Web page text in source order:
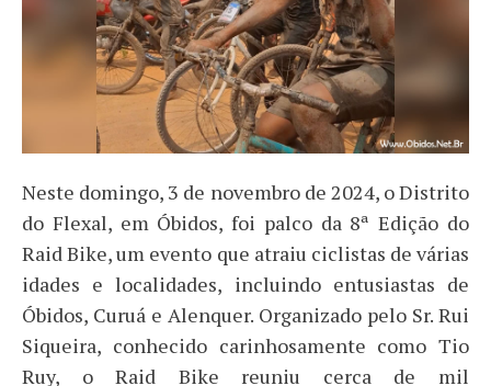
Neste domingo, 3 de novembro de 2024, o Distrito
do Flexal, em Óbidos, foi palco da 8ª Edição do
Raid Bike, um evento que atraiu ciclistas de várias
idades e localidades, incluindo entusiastas de
Óbidos, Curuá e Alenquer. Organizado pelo Sr. Rui
Siqueira, conhecido carinhosamente como Tio
Ruy, o Raid Bike reuniu cerca de mil